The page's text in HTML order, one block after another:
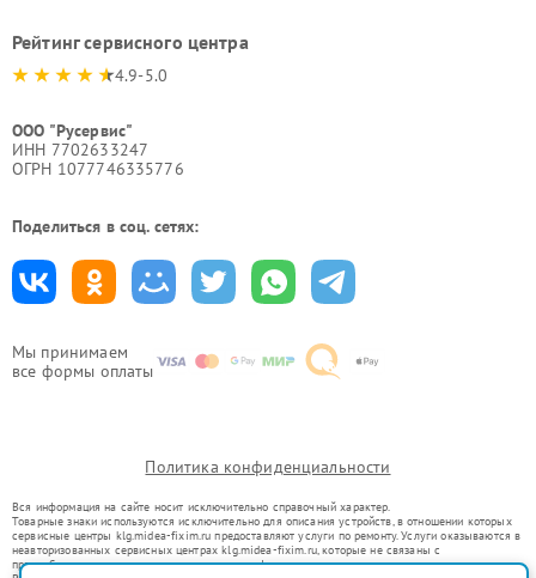
Мы принимаем
все формы оплаты
Рейтинг сервисного центра
4.9-5.0
ООО "Русервис"
ИНН 7702633247
ОГРН 1077746335776
Поделиться в соц. сетях:
Политика конфиденциальности
Вся информация на сайте носит исключительно справочный характер.
Товарные знаки используются исключительно для описания устройств, в отношении которых
сервисные центры klg.midea-fixim.ru предоставляют услуги по ремонту. Услуги оказываются в
неавторизованных сервисных центрах klg.midea-fixim.ru, которые не связаны с
правообладателями товарных знаков или их официальными представителями.